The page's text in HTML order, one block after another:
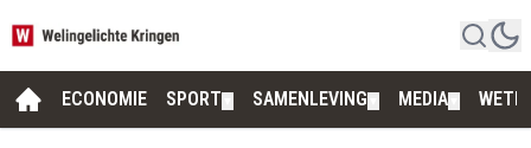
ECONOMIE SPORT SAMENLEVING MEDIA